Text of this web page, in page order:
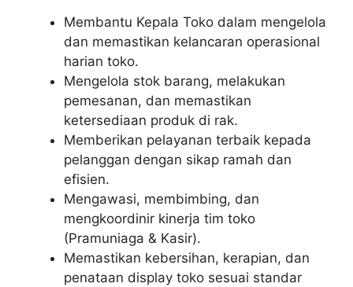
Membantu Kepala Toko dalam mengelola
dan memastikan kelancaran operasional
harian toko.
Mengelola stok barang, melakukan
pemesanan, dan memastikan
ketersediaan produk di rak.
Memberikan pelayanan terbaik kepada
pelanggan dengan sikap ramah dan
efisien.
Mengawasi, membimbing, dan
mengkoordinir kinerja tim toko
(Pramuniaga & Kasir).
Memastikan kebersihan, kerapian, dan
penataan display toko sesuai standar